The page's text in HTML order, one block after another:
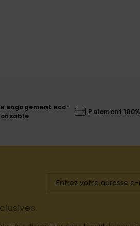
engagement eco-
Paiement